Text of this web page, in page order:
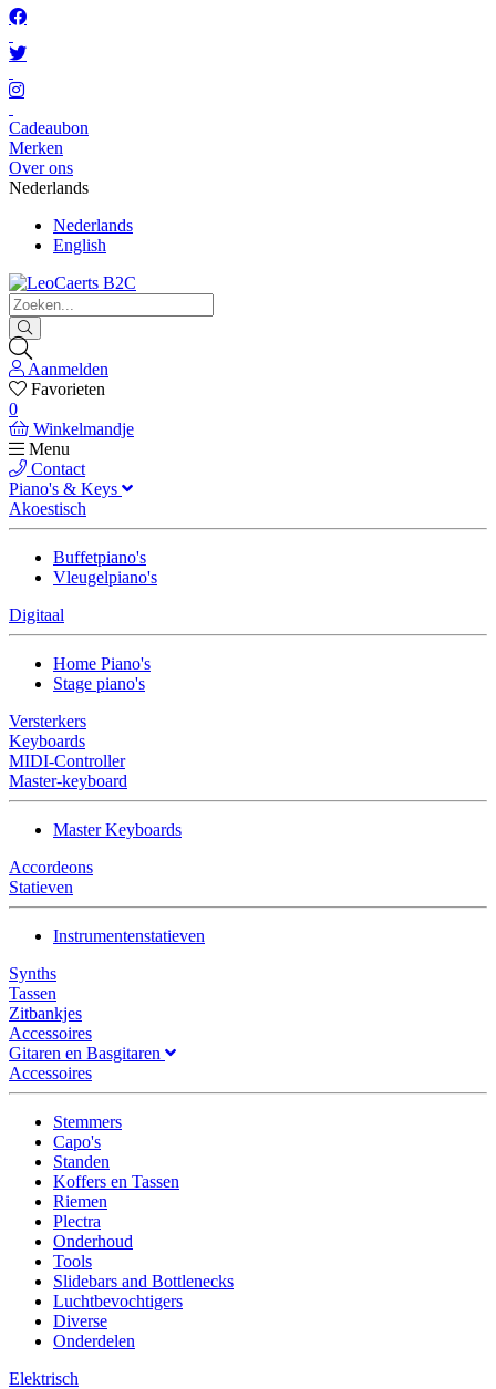
Cadeaubon
Merken
Over ons
Nederlands
Nederlands
English
Aanmelden
Favorieten
0
Winkelmandje
Menu
Contact
Piano's & Keys
Akoestisch
Buffetpiano's
Vleugelpiano's
Digitaal
Home Piano's
Stage piano's
Versterkers
Keyboards
MIDI-Controller
Master-keyboard
Master Keyboards
Accordeons
Statieven
Instrumentenstatieven
Synths
Tassen
Zitbankjes
Accessoires
Gitaren en Basgitaren
Accessoires
Stemmers
Capo's
Standen
Koffers en Tassen
Riemen
Plectra
Onderhoud
Tools
Slidebars and Bottlenecks
Luchtbevochtigers
Diverse
Onderdelen
Elektrisch